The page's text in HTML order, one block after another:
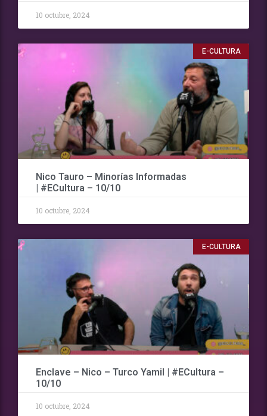
10 octubre, 2024
E-CULTURA
Nico Tauro – Minorías Informadas
| #ECultura – 10/10
10 octubre, 2024
E-CULTURA
Enclave – Nico – Turco Yamil | #ECultura –
10/10
10 octubre, 2024